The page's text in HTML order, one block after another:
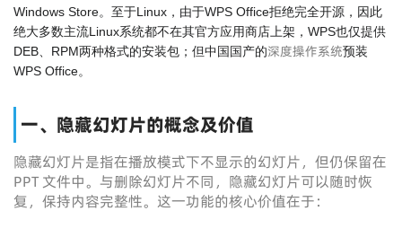
Windows Store。至于Linux，由于WPS Office拒绝完全开源，因此
绝大多数主流Linux系统都不在其官方应用商店上架，WPS也仅提供
DEB、RPM两种格式的安装包；但中国国产的深度操作系统预装
WPS Office。
一、隐藏幻灯片的概念及价值
隐藏幻灯片是指在播放模式下不显示的幻灯片，但仍保留在
PPT 文件中。与删除幻灯片不同，隐藏幻灯片可以随时恢
复，保持内容完整性。这一功能的核心价值在于：